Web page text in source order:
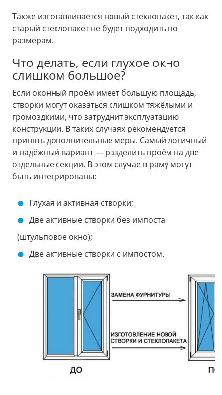
Также изготавливается новый стеклопакет, так как
старый стеклопакет не будет подходить по
размерам.
Что делать, если глухое окно
слишком большое?
Если оконный проём имеет большую площадь,
створки могут оказаться слишком тяжёлыми и
громоздкими, что затруднит эксплуатацию
конструкции. В таких случаях рекомендуется
принять дополнительные меры. Самый логичный
и надёжный вариант — разделить проём на две
отдельные секции. В этом случае в раму могут
быть интегрированы:
Глухая и активная створки;
Две активные створки без импоста
(штульповое окно);
Две активные створки с импостом.